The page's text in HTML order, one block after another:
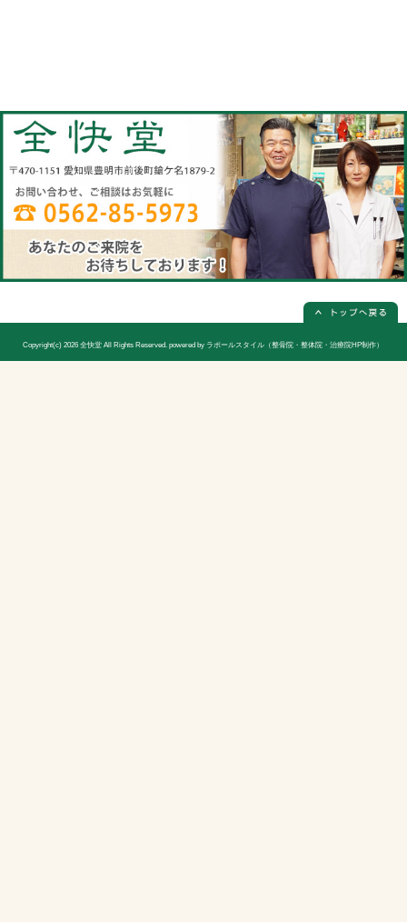
全快堂
所在地
〒470-1151 愛知県豊明市前後町鎗ケ
電話番号
0562-85-5973(電話予約は必ず必要に
休診日
日曜日(隔週)お休み
院長
宮木 謙三